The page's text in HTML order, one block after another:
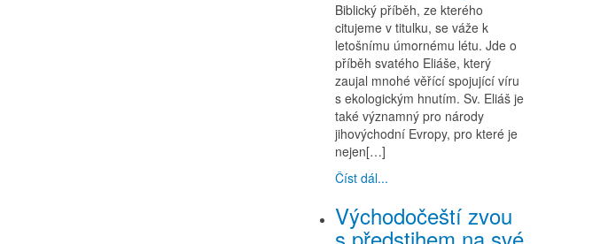
Biblický příběh, ze kterého
citujeme v titulku, se váže k
letošnímu úmornému létu. Jde o
příběh svatého Eliáše, který
zaujal mnohé věřící spojující víru
s ekologickým hnutím. Sv. Eliáš je
také významný pro národy
jihovýchodní Evropy, pro které je
nejen[…]
Číst dál...
Východočeští zvou